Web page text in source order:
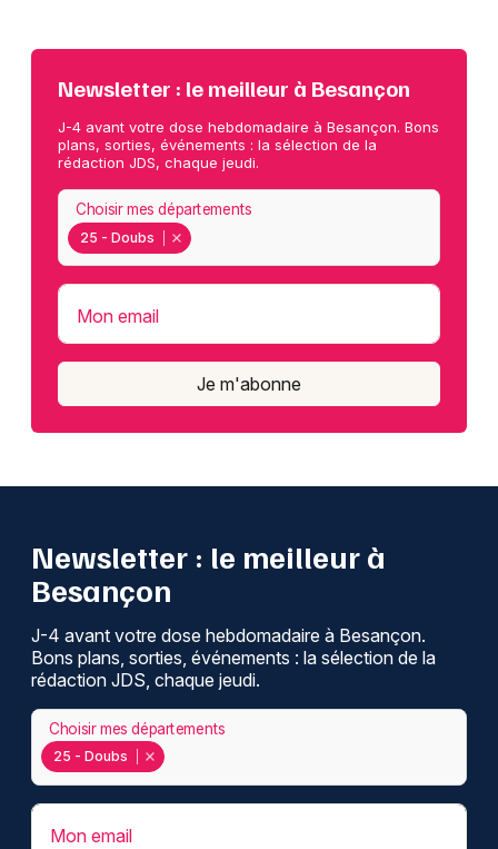
Newsletter : le meilleur à Besançon
J-4 avant votre dose hebdomadaire à Besançon. Bons
plans, sorties, événements : la sélection de la
rédaction JDS, chaque jeudi.
25 - Doubs
Choisir mes départements
Mon email
Je m'abonne
Newsletter : le meilleur à
Besançon
J-4 avant votre dose hebdomadaire à Besançon.
Bons plans, sorties, événements : la sélection de la
rédaction JDS, chaque jeudi.
25 - Doubs
Choisir mes départements
Mon email